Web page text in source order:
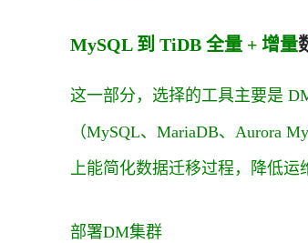
MySQL 到 TiDB 全量 + 增量
这一部分，选择的工具主要是
（MySQL、MariaDB、Aurora
上能简化数据迁移过程，降低运
部署DM集群